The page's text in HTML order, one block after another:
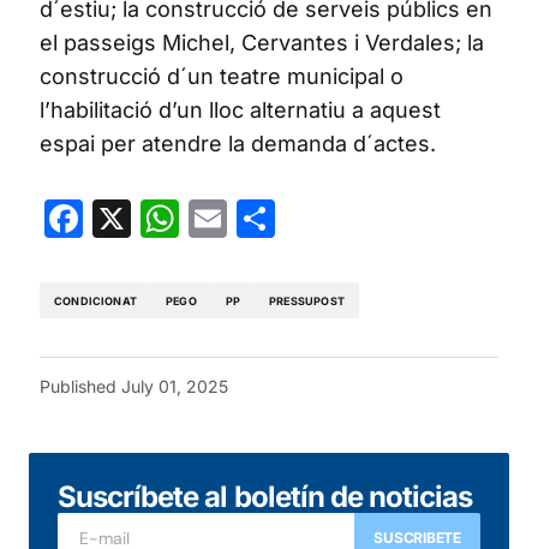
d´estiu; la construcció de serveis públics en
el passeigs Michel, Cervantes i Verdales; la
construcció d´un teatre municipal o
l’habilitació d’un lloc alternatiu a aquest
espai per atendre la demanda d´actes.
Facebook
X WhatsApp
Email
CONDICIONAT PEGO PP PRESSUPOST
Published July 01, 2025
Suscríbete al boletín de noticias
SUSCRIBETE